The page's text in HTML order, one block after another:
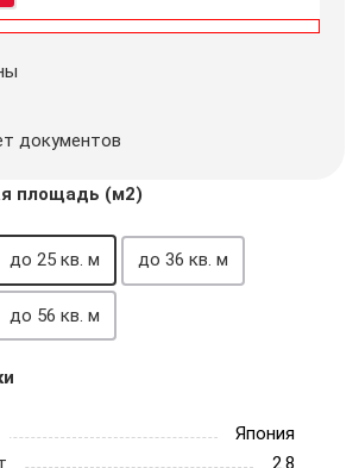
документов
площадь (м2)
до 25 кв. м до 36 кв. м
до 56 кв. м
Япония
2.8